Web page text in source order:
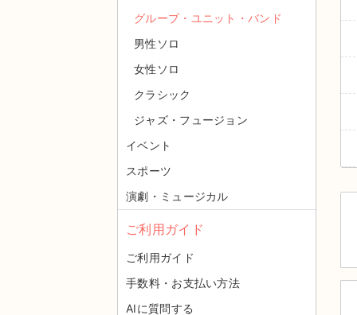
グループ・ユニット・バンド
男性ソロ
女性ソロ
クラシック
ジャズ・フュージョン
イベント
スポーツ
演劇・ミュージカル
ご利用ガイド
ご利用ガイド
手数料・お支払い方法
AIに質問する